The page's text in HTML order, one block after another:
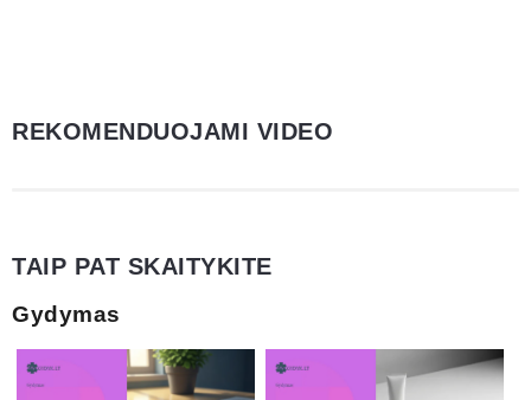
REKOMENDUOJAMI VIDEO
TAIP PAT SKAITYKITE
Gydymas